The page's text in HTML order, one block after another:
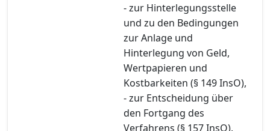
- zur Hinterlegungsstelle
und zu den Bedingungen
zur Anlage und
Hinterlegung von Geld,
Wertpapieren und
Kostbarkeiten (§ 149 InsO),
- zur Entscheidung über
den Fortgang des
Verfahrens (§ 157 InsO),